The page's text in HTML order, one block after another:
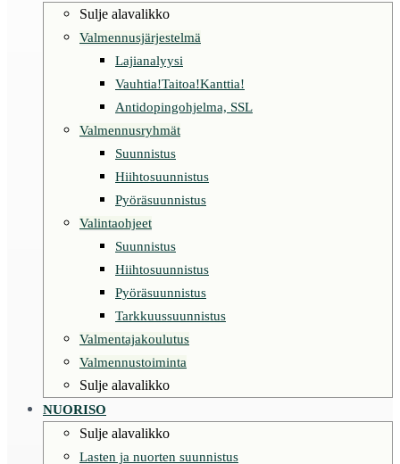
Sulje alavalikko
Valmennusjärjestelmä
Lajianalyysi
Vauhtia!Taitoa!Kanttia!
Antidopingohjelma, SSL
Valmennusryhmät
Suunnistus
Hiihtosuunnistus
Pyöräsuunnistus
Valintaohjeet
Suunnistus
Hiihtosuunnistus
Pyöräsuunnistus
Tarkkuussuunnistus
Valmentajakoulutus
Valmennustoiminta
Sulje alavalikko
NUORISO
Sulje alavalikko
Lasten ja nuorten suunnistus